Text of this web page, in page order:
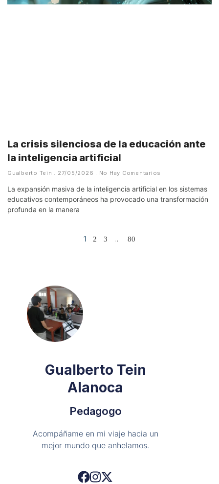
La crisis silenciosa de la educación ante
la inteligencia artificial
Gualberto Tein 27/05/2026 No Hay Comentarios
La expansión masiva de la inteligencia artificial en los sistemas
educativos contemporáneos ha provocado una transformación
profunda en la manera
1 2 3 … 80
Gualberto Tein
Alanoca
Pedagogo
Acompáñame en mi viaje hacia un
mejor mundo que anhelamos.